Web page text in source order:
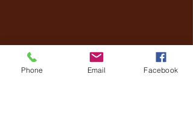
Phone Email Facebook